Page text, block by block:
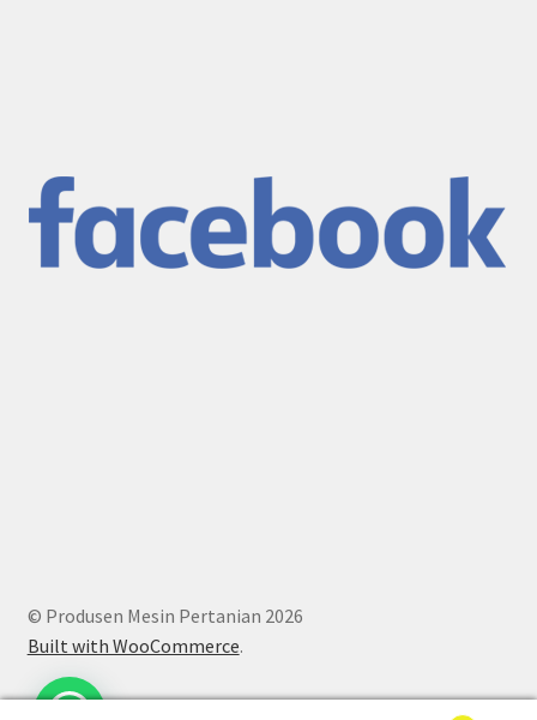
© Produsen Mesin Pertanian 2026
Built with WooCommerce.